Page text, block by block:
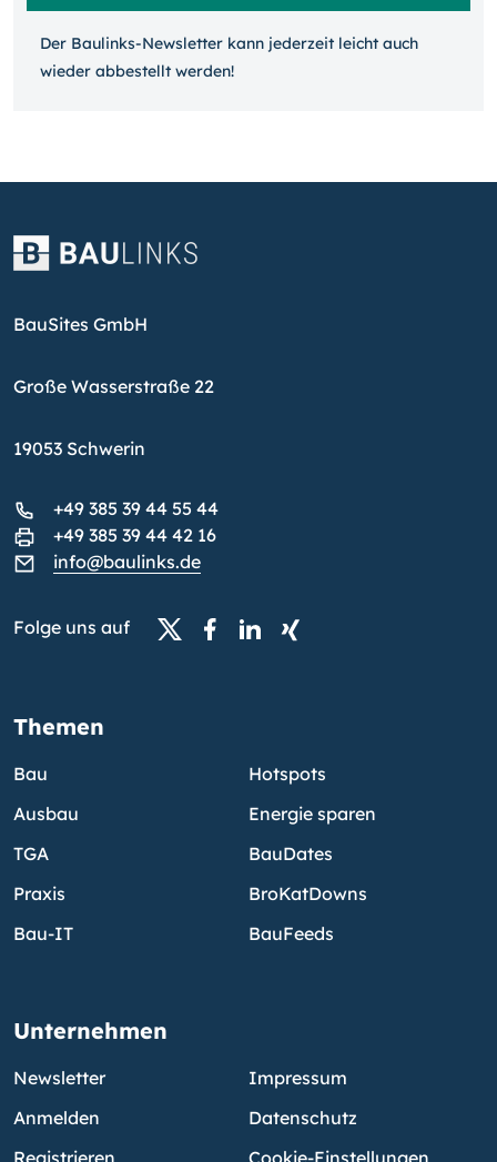
Der Baulinks-Newsletter kann jeder­zeit leicht auch
wieder ab­bestellt werden!
BauSites GmbH
Große Wasserstraße 22
19053 Schwerin
+49 385 39 44 55 44
+49 385 39 44 42 16
info@baulinks.de
Folge uns auf
Themen
Bau
Ausbau
TGA
Praxis
Bau-IT
Hotspots
Energie sparen
BauDates
BroKatDowns
BauFeeds
Unternehmen
Newsletter
Anmelden
Registrieren
Impressum
Datenschutz
Cookie-Einstellungen